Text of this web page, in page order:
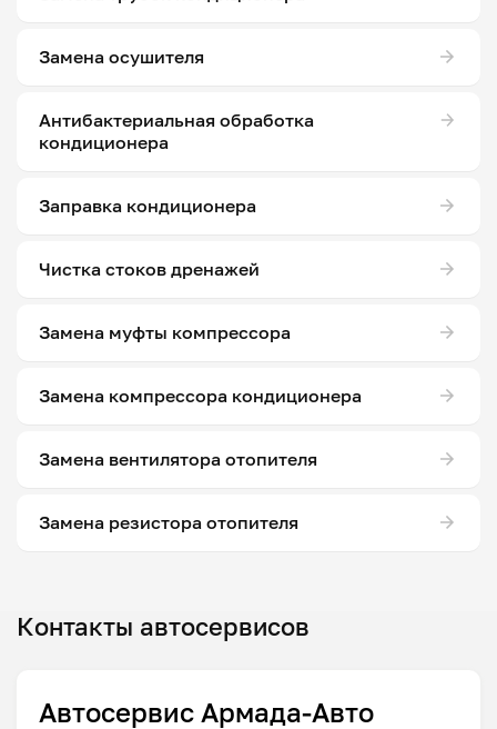
Замена осушителя
Антибактериальная обработка
кондиционера
Заправка кондиционера
Чистка стоков дренажей
Замена муфты компрессора
Замена компрессора кондиционера
Замена вентилятора отопителя
Замена резистора отопителя
Контакты автосервисов
Автосервис Армада-Авто